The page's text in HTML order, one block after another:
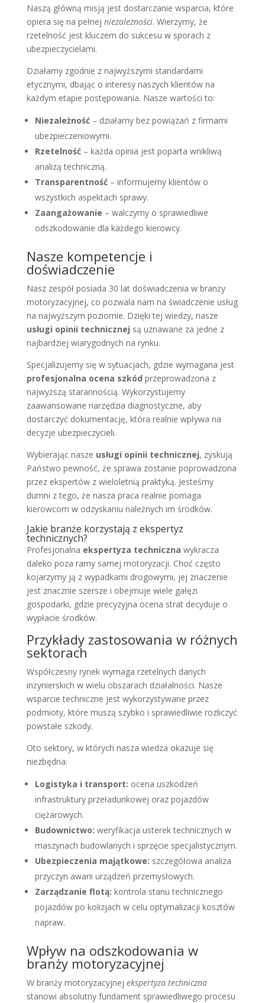
Naszą główną misją jest dostarczanie wsparcia, które
opiera się na pełnej niezależności. Wierzymy, że
rzetelność jest kluczem do sukcesu w sporach z
ubezpieczycielami.
Działamy zgodnie z najwyższymi standardami
etycznymi, dbając o interesy naszych klientów na
każdym etapie postępowania. Nasze wartości to:
Niezależność– działamy bez powiązań z firmami
ubezpieczeniowymi.
Rzetelność– każda opinia jest poparta wnikliwą
analizą techniczną.
Transparentność– informujemy klientów o
wszystkich aspektach sprawy.
Zaangażowanie – walczymy o sprawiedliwe
odszkodowanie dla każdego kierowcy.
Nasze kompetencje i
doświadczenie
Nasz zespół posiada 30 lat doświadczenia w branży
motoryzacyjnej, co pozwala nam na świadczenie usług
na najwyższym poziomie. Dzięki tej wiedzy, nasze
usługi opinii technicznej są uznawane za jedne z
najbardziej wiarygodnych na rynku.
Specjalizujemy się w sytuacjach, gdzie wymagana jest
profesjonalna ocena szkód przeprowadzona z
najwyższą starannością. Wykorzystujemy
zaawansowane narzędzia diagnostyczne, aby
dostarczyć dokumentację, która realnie wpływa na
decyzje ubezpieczycieli.
Wybierając nasze usługi opinii technicznej, zyskują
Państwo pewność, że sprawa zostanie poprowadzona
przez ekspertów z wieloletnią praktyką. Jesteśmy
dumni z tego, że nasza praca realnie pomaga
kierowcom w odzyskaniu należnych im środków.
Jakie branże korzystają z ekspertyz
technicznych?
Profesjonalna ekspertyza techniczna wykracza
daleko poza ramy samej motoryzacji. Choć często
kojarzymy ją z wypadkami drogowymi, jej znaczenie
jest znacznie szersze i obejmuje wiele gałęzi
gospodarki, gdzie precyzyjna ocena strat decyduje o
wypłacie środków.
Przykłady zastosowania w różnych
sektorach
Współczesny rynek wymaga rzetelnych danych
inżynierskich w wielu obszarach działalności. Nasze
wsparcie techniczne jest wykorzystywane przez
podmioty, które muszą szybko i sprawiedliwie rozliczyć
powstałe szkody.
Oto sektory, w których nasza wiedza okazuje się
niezbędna:
Logistyka i transport: ocena uszkodzeń
infrastruktury przeładunkowej oraz pojazdów
ciężarowych.
Budownictwo: weryfikacja usterek technicznych w
maszynach budowlanych i sprzęcie specjalistycznym.
Ubezpieczenia majątkowe: szczegółowa analiza
przyczyn awarii urządzeń przemysłowych.
Zarządzanie flotą: kontrola stanu technicznego
pojazdów po kolizjach w celu optymalizacji kosztów
napraw.
Wpływ na odszkodowania w
branży motoryzacyjnej
W branży motoryzacyjnej ekspertyza techniczna
stanowi absolutny fundament sprawiedliwego procesu